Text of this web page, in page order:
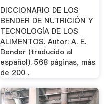
DICCIONARIO DE LOS
BENDER DE NUTRICIÓN Y
TECNOLOGÍA DE LOS
ALIMENTOS. Autor: A. E.
Bender (traducido al
español). 568 páginas, más
de 200 .